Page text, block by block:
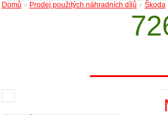
Domů » Prodej použitých náhradních dílů » Škoda